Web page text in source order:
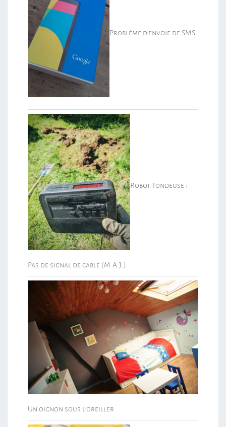
Problème d’envoie de SMS
Robot Tondeuse :
Pas de signal de cable (M.A.J.)
Un oignon sous l’oreiller